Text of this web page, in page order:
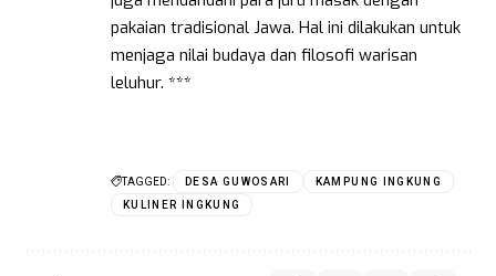
pakaian tradisional Jawa. Hal ini dilakukan untuk
menjaga nilai budaya dan filosofi warisan
leluhur. ***
TAGGED: DESA GUWOSARI
KAMPUNG INGKUNG
KULINER INGKUNG